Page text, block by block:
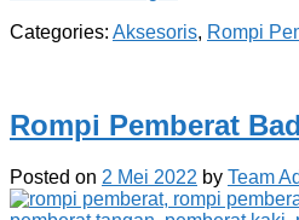
Categories: Aksesoris, Rompi
Rompi Pemberat
Posted on 2 Mei 2022 by Team